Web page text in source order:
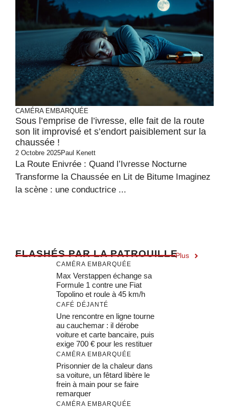
CAMÉRA EMBARQUÉE
Sous l’emprise de l’ivresse, elle fait de la route
son lit improvisé et s’endort paisiblement sur la
chaussée !
2 Octobre 2025Paul Kenett
La Route Enivrée : Quand l’Ivresse Nocturne
Transforme la Chaussée en Lit de Bitume Imaginez
la scène : une conductrice ...
FLASHÉS PAR LA PATROUILLEPlus
CAMÉRA EMBARQUÉE
Max Verstappen échange sa
Formule 1 contre une Fiat
Topolino et roule à 45 km/h
CAFÉ DÉJANTÉ
Une rencontre en ligne tourne
au cauchemar : il dérobe
voiture et carte bancaire, puis
exige 700 € pour les restituer
CAMÉRA EMBARQUÉE
Prisonnier de la chaleur dans
sa voiture, un fêtard libère le
frein à main pour se faire
remarquer
CAMÉRA EMBARQUÉE